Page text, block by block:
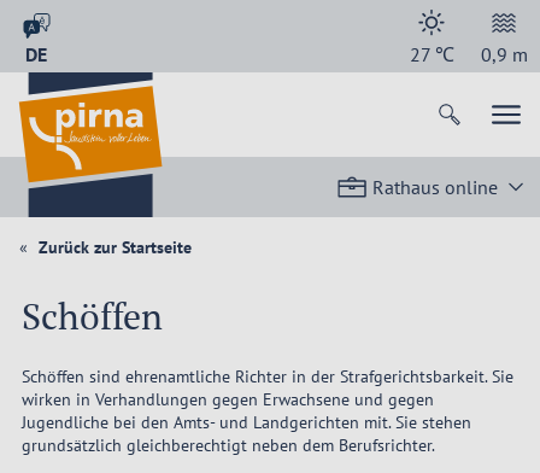
DE 27℃ 0,9 m
Rathaus online
Zurück zur Startseite
Schöffen
Schöffen sind ehrenamtliche Richter in der Strafgerichtsbarkeit. Sie
wirken in Verhandlungen gegen Erwachsene und gegen
Jugendliche bei den Amts- und Landgerichten mit. Sie stehen
grundsätzlich gleichberechtigt neben dem Berufsrichter.